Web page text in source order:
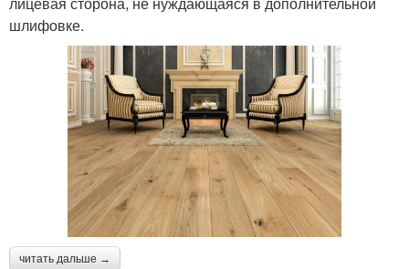
шлифовке.
читать дальше →